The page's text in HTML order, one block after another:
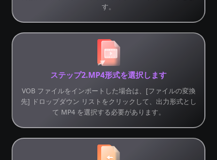
す。
ステップ2.MP4形式を選択します
VOB ファイルをインポートした場合は、[ファイルの変換
先] ドロップダウン リストをクリックして、出力形式とし
て MP4 を選択する必要があります。